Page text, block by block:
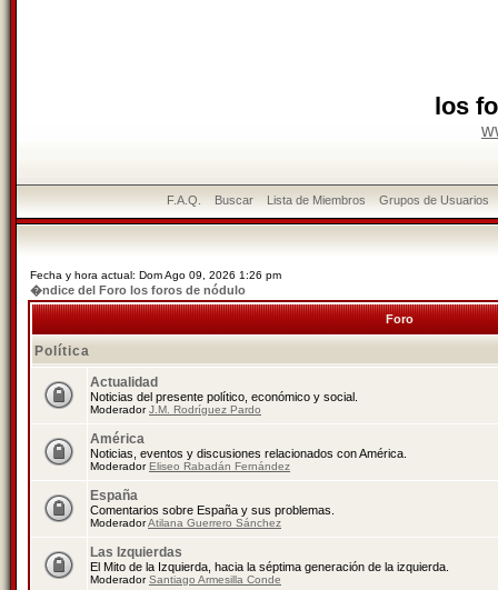
los
F.A.Q. Buscar Lista de Miembros Grupos de Usuarios
Fecha y hora actual: Dom Ago 09, 2026 1:26 pm
�ndice del Foro los foros de nódulo
Foro
Política
Actualidad
Noticias del presente político, económico y social.
ModeradorJ.M. Rodríguez Pardo
América
Noticias, eventos y discusiones relacionados con América.
ModeradorEliseo Rabadán Fernández
España
Comentarios sobre España y sus problemas.
ModeradorAtilana Guerrero Sánchez
Las Izquierdas
El Mito de la Izquierda, hacia la séptima generación de la izquierda.
ModeradorSantiago Armesilla Conde